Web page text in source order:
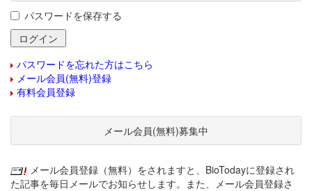
パスワードを保存する
パスワードを忘れた方はこちら
メール会員(無料)登録
有料会員登録
メール会員(無料)募集中
メール会員登録（無料）をされますと、BioTodayに登録され
た記事を毎日メールでお知らせします。また、メール会員登録さ